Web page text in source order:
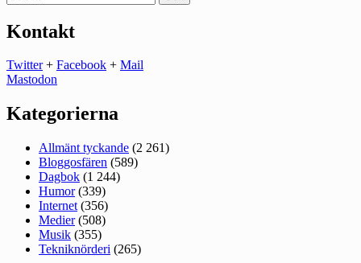
efter:
Kontakt
Twitter+ Facebook + Mail
Mastodon
Kategorierna
Allmänt tyckande (2 261)
Bloggosfären (589)
Dagbok (1 244)
Humor(339)
Internet (356)
Medier(508)
Musik (355)
Tekniknörderi (265)